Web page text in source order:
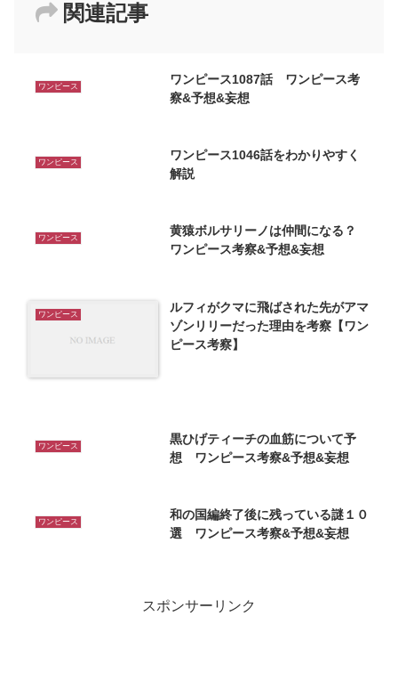
関連記事
ワンピース
ワンピース1087話 ワンピース考
察&予想&妄想
ワンピース
ワンピース1046話をわかりやすく
解説
ワンピース
黄猿ボルサリーノは仲間になる？
ワンピース考察&予想&妄想
ワンピース
ルフィがクマに飛ばされた先がアマ
ゾンリリーだった理由を考察【ワン
ピース考察】
ワンピース
黒ひげティーチの血筋について予
想 ワンピース考察&予想&妄想
ワンピース
和の国編終了後に残っている謎１０
選 ワンピース考察&予想&妄想
スポンサーリンク